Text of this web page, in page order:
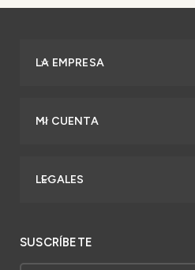
LA EMPRESA
MI CUENTA
LEGALES
SUSCRÍBETE